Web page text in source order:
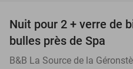
Nuit pour 2 + verre de
bulles près de Spa
B&B La Source de la